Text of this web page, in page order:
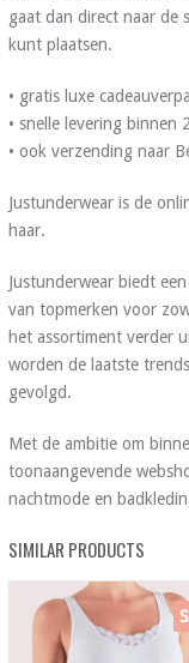
gaat dan direct naar de
kunt plaatsen.
• gratis luxe
• snelle levering
• ook verzending naar
Justunderwear is de
haar.
Justunderwear biedt
van topmerken voor
het assortiment verder
worden de laatste
gevolgd.
Met de ambitie om
toonaangevende
nachtmode en
SIMILAR PRODUCTS